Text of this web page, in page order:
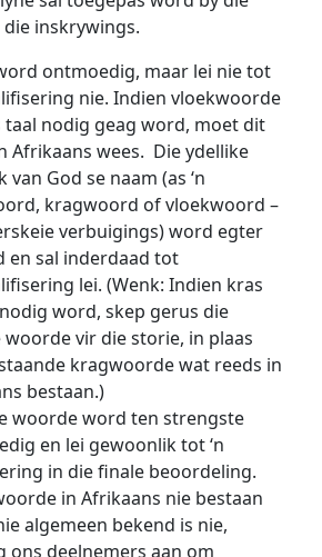
inskrywings.
ontmoedig, maar lei nie tot
nie. Indien vloekwoorde
taal nodig geag word, moet dit
Afrikaans wees. Die ydellike
van God se naam (as ‘n
kragwoord of vloekwoord –
verbuigings) word egter
en sal inderdaad tot
lei. (Wenk: Indien kras
word, skep gerus die
woorde vir die storie, in plaas
kragwoorde wat reeds in
bestaan.)
woorde word ten strengste
en lei gewoonlik tot ‘n
in die finale beoordeling.
in Afrikaans nie bestaan
algemeen bekend is nie,
ons deelnemers aan om